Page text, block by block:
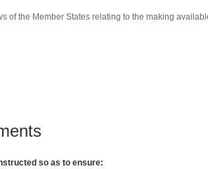
of the Member States relating to the making
so as to ensure: